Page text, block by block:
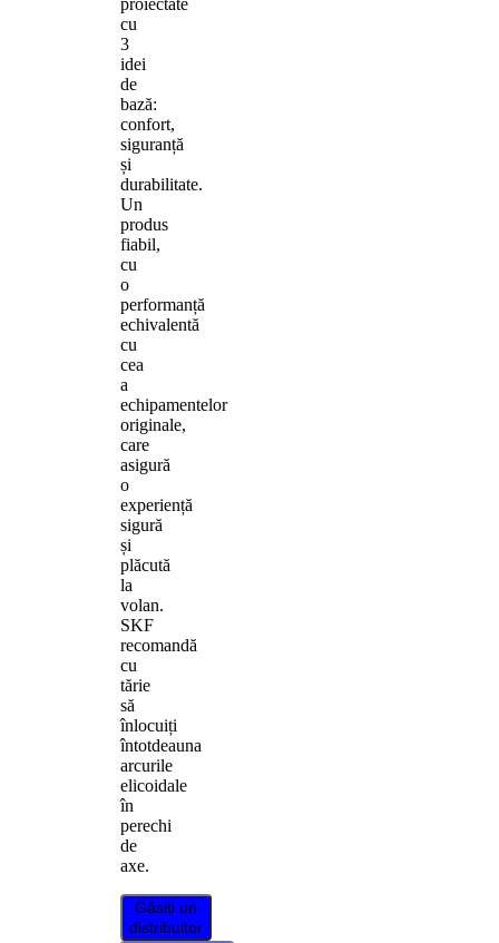
cu
3
idei
de
bază:
confort,
siguranță
și
durabilitate.
Un
produs
fiabil,
cu
o
performanță
echivalentă
cu
cea
a
echipamentelor
originale,
care
asigură
o
experiență
sigură
și
plăcută
la
volan.
SKF
recomandă
cu
tărie
să
înlocuiți
întotdeauna
arcurile
elicoidale
în
perechi
de
axe.
Găsiți un
distribuitor